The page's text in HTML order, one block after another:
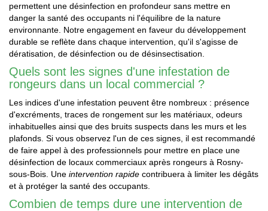
permettent une désinfection en profondeur sans mettre en
danger la santé des occupants ni l'équilibre de la nature
environnante. Notre engagement en faveur du développement
durable se reflète dans chaque intervention, qu'il s'agisse de
dératisation, de désinfection ou de désinsectisation.
Quels sont les signes d'une infestation de
rongeurs dans un local commercial ?
Les indices d'une infestation peuvent être nombreux : présence
d'excréments, traces de rongement sur les matériaux, odeurs
inhabituelles ainsi que des bruits suspects dans les murs et les
plafonds. Si vous observez l'un de ces signes, il est recommandé
de faire appel à des professionnels pour mettre en place une
désinfection de locaux commerciaux après rongeurs à Rosny-
sous-Bois. Une intervention rapide contribuera à limiter les dégâts
et à protéger la santé des occupants.
Combien de temps dure une intervention de